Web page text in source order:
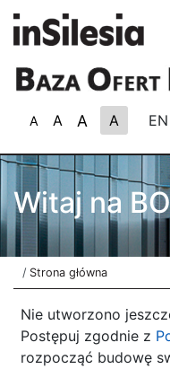
Przejdź
do
A A A A EN
Witaj na
Ścieżka
Strona główna
Nie utworzono
Postępuj zgodnie z
rozpocząć budowę